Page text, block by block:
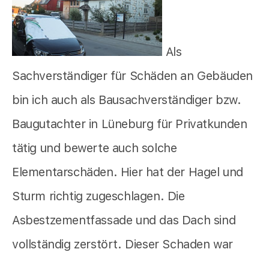
Als
Sachverständiger für Schäden an Gebäuden
bin ich auch als Bausachverständiger bzw.
Baugutachter in Lüneburg für Privatkunden
tätig und bewerte auch solche
Elementarschäden. Hier hat der Hagel und
Sturm richtig zugeschlagen. Die
Asbestzementfassade und das Dach sind
vollständig zerstört. Dieser Schaden war